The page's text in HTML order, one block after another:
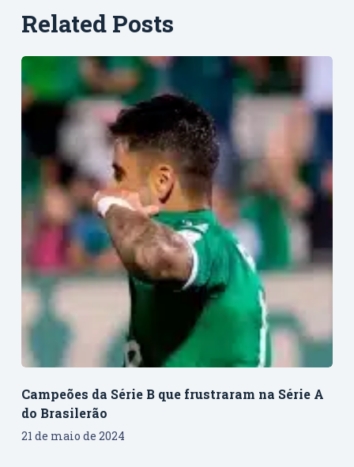
Related Posts
Campeões da Série B que frustraram na Série A
do Brasilerão
21 de maio de 2024